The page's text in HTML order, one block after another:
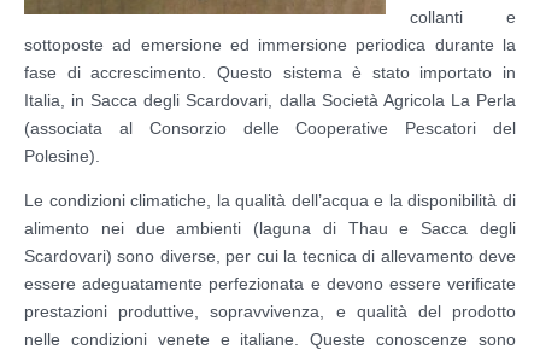
collanti e
sottoposte ad emersione ed immersione periodica durante la
fase di accrescimento. Questo sistema è stato importato in
Italia, in Sacca degli Scardovari, dalla Società Agricola La Perla
(associata al Consorzio delle Cooperative Pescatori del
Polesine).
Le condizioni climatiche, la qualità dell’acqua e la disponibilità di
alimento nei due ambienti (laguna di Thau e Sacca degli
Scardovari) sono diverse, per cui la tecnica di allevamento deve
essere adeguatamente perfezionata e devono essere verificate
prestazioni produttive, sopravvivenza, e qualità del prodotto
nelle condizioni venete e italiane. Queste conoscenze sono